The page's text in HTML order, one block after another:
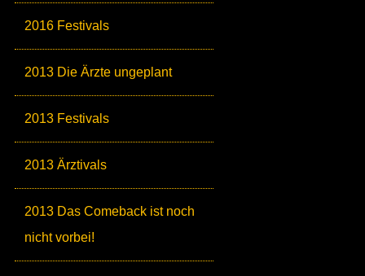
2016 Festivals
2013 Die Ärzte ungeplant
2013 Festivals
2013 Ärztivals
2013 Das Comeback ist noch
nicht vorbei!